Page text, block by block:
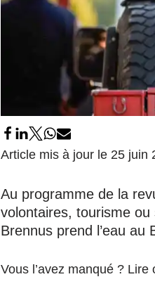
Article mis à jour le 25 juin
Au programme de la
volontaires, tourisme ou
Brennus prend l’eau au
Vous l’avez manqué ? Lire